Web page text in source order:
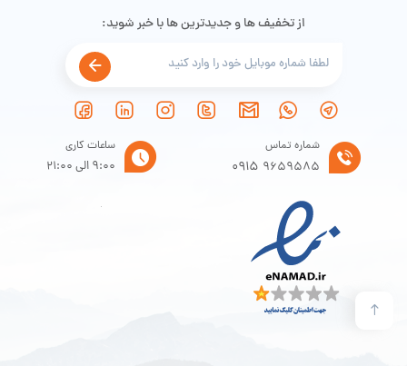
شماره تماس
0915 9659585
ساعات کاری
9:00 الی 21:00
از تخفیف ها و جدیدترین ها با خبر شوید: